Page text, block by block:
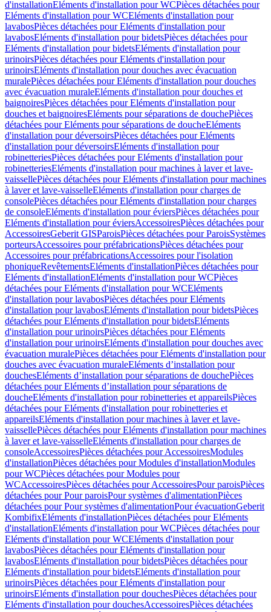
d'installationEléments d'installation pour WCPièces détachées pour
Eléments d'installation pour WCEléments d'installation pour
lavabosPièces détachées pour Eléments d'installation pour
lavabosEléments d'installation pour bidetsPièces détachées pour
Eléments d'installation pour bidetsEléments d'installation pour
urinoirsPièces détachées pour Eléments d'installation pour
urinoirsEléments d'installation pour douches avec évacuation
muralePièces détachées pour Eléments d'installation pour douches
avec évacuation muraleEléments d'installation pour douches et
baignoiresPièces détachées pour Eléments d'installation pour
douches et baignoiresEléments pour séparations de douchePièces
détachées pour Eléments pour séparations de doucheEléments
d'installation pour déversoirsPièces détachées pour Eléments
d'installation pour déversoirsEléments d'installation pour
robinetteriesPièces détachées pour Eléments d'installation pour
robinetteriesEléments d'installation pour machines à laver et lave-
vaissellePièces détachées pour Eléments d'installation pour machines
à laver et lave-vaisselleEléments d'installation pour charges de
consolePièces détachées pour Eléments d'installation pour charges
de consoleEléments d'installation pour éviersPièces détachées pour
Eléments d'installation pour éviersAccessoiresPièces détachées pour
AccessoiresGeberit GISParoisPièces détachées pour ParoisSystèmes
porteursAccessoires pour préfabricationsPièces détachées pour
Accessoires pour préfabricationsAccessoires pour l'isolation
phoniqueRevêtementsEléments d'installationPièces détachées pour
Eléments d'installationEléments d'installation pour WCPièces
détachées pour Eléments d'installation pour WCEléments
d'installation pour lavabosPièces détachées pour Eléments
d'installation pour lavabosEléments d'installation pour bidetsPièces
détachées pour Eléments d'installation pour bidetsEléments
d'installation pour urinoirsPièces détachées pour Eléments
d'installation pour urinoirsEléments d'installation pour douches avec
évacuation muralePièces détachées pour Eléments d'installation pour
douches avec évacuation muraleEléments d’installation pour
douchesEléments d’installation pour séparations de douchePièces
détachées pour Eléments d’installation pour séparations de
doucheEléments d'installation pour robinetteries et appareilsPièces
détachées pour Eléments d'installation pour robinetteries et
appareilsEléments d'installation pour machines à laver et lave-
vaissellePièces détachées pour Eléments d'installation pour machines
à laver et lave-vaisselleEléments d'installation pour charges de
consoleAccessoiresPièces détachées pour AccessoiresModules
d'installationPièces détachées pour Modules d'installationModules
pour WCPièces détachées pour Modules pour
WCAccessoiresPièces détachées pour AccessoiresPour paroisPièces
détachées pour Pour paroisPour systèmes d'alimentationPièces
détachées pour Pour systèmes d'alimentationPour évacuationGeberit
KombifixEléments d'installationPièces détachées pour Eléments
d'installationEléments d'installation pour WCPièces détachées pour
Eléments d'installation pour WCEléments d'installation pour
lavabosPièces détachées pour Eléments d'installation pour
lavabosEléments d'installation pour bidetsPièces détachées pour
Eléments d'installation pour bidetsEléments d'installation pour
urinoirsPièces détachées pour Eléments d'installation pour
urinoirsEléments d'installation pour douchesPièces détachées pour
Eléments d'installation pour douchesAccessoiresPièces détachées